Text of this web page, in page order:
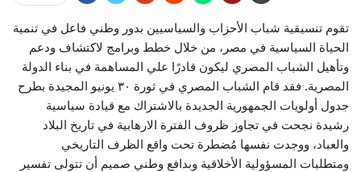
تقوم تنسيقية شباب الأحزاب والسياسيين بدور وطني فاعل في تنمية
الحياة السياسية في مصر، من خلال خطط وبرامج لاكتشاف ودعم
وتأهيل الشباب المصري ليكون قادرًا علي المساهمة في بناء الدولة
المصرية. فقد قام الشباب المصري في ثورة ٣٠ يونيو المجيدة بطرح
جدول أولويات الجمهورية الجديدة بالاشتراك مع قيادة سياسية
رشيدة نجحت في تجاوز ظروف الفترة الارهابية في تاريخ البلاد
والعباد، ووجدت نفسها مُضطرة تحت واقع الظرف التاريخي
ومتطلبات المسؤولية الأخلاقية وبدافع وطني صميم أن تتولى تفسير